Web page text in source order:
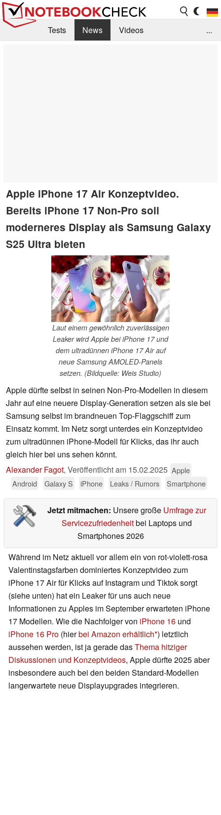
Tests News
Videos
...
Apple iPhone 17 Air Konzeptvideo.
Bereits iPhone 17 Non-Pro soll
moderneres Display als Samsung Galaxy
S25 Ultra bieten
Laut einem gewöhnlich zuverlässigen
Leaker wird Apple bei iPhone 17 und
dem ultradünnen iPhone 17 Air auf
neue Samsung AMOLED-Panels
setzen. (Bildquelle: Weis Studio)
Apple dürfte selbst in seinen Non-Pro-Modellen in diesem
Jahr auf eine neuere Display-Generation setzen als sie bei
Samsung selbst im brandneuen Top-Flaggschiff zum
Einsatz kommt. Im Netz sorgt unterdes ein Konzeptvideo
zum ultradünnen iPhone-Modell für Klicks, das ihr auch
gleich hier bei uns sehen könnt.
Alexander Fagot, Veröffentlicht am 15.02.2025 Apple
Android
Galaxy S iPhone Leaks / Rumors Smartphone
Jetzt mitmachen: Unsere große Umfrage zur
Servicezufriedenheitbei Laptops und
Smartphones 2026
Während im Netz aktuell vor allem ein von rot-violett-rosa
Valentinstagsfarben dominiertes Konzeptvideo zum
iPhone 17 Air für Klicks auf Instagram und Tiktok sorgt
(siehe unten) hat ein Leaker für uns auch neue
Informationen zu Apples im September erwarteten iPhone
17 Modellen. Wie die Nachfolger von iPhone 16 und
iPhone 16 Pro (hierbei Amazon erhältlich ) letztlich
aussehen werden, ist ja gerade dasThema hitziger
Diskussionen und Konzeptvideos, Apple dürfte 2025 aber
insbesondere auch bei den beiden Standard-Modellen
langerwartete neue Displayupgrades integrieren.